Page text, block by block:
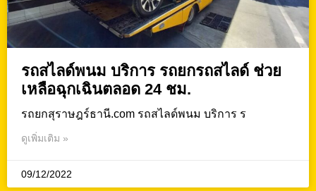
รถสไลด์พนม บริการ รถยกรถสไลด์ ช่วย
เหลือฉุกเฉินตลอด 24 ชม.
รถยกสุราษฎร์ธานี.com รถสไลด์พนม บริการ ร
ดูเพิ่มเติม »
09/12/2022